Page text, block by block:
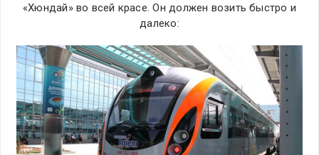
«Хюндай» во всей красе. Он должен возить быстро и
далеко: